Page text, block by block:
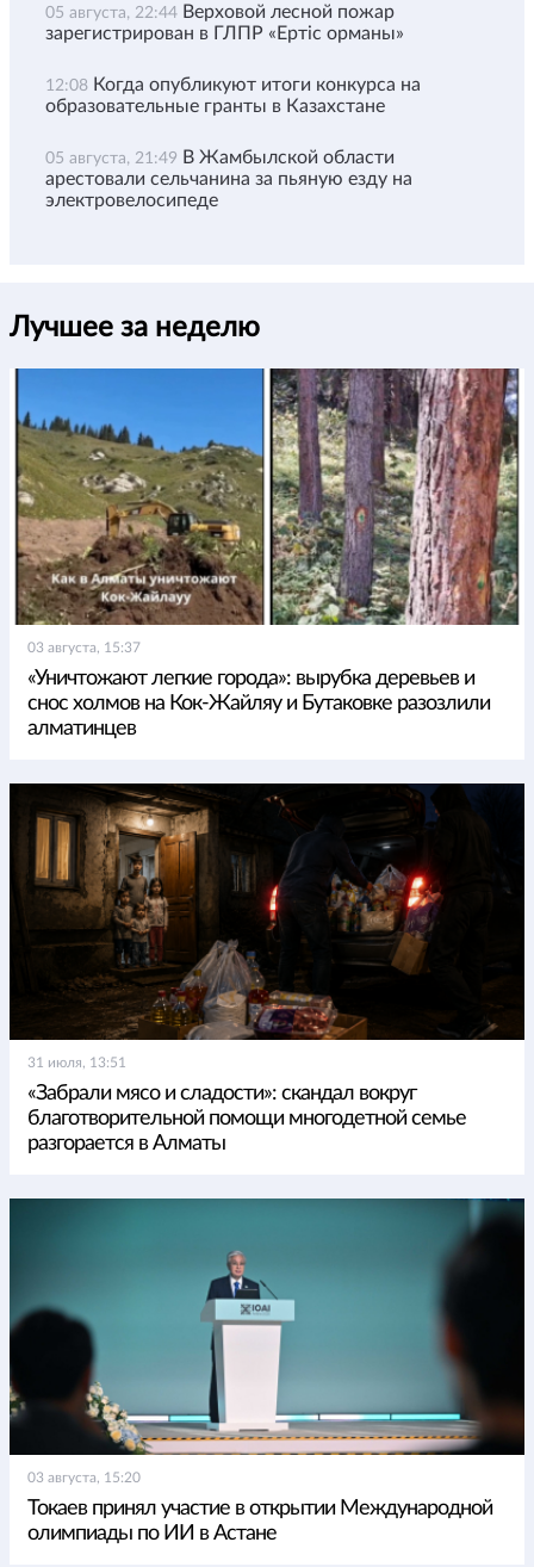
05 августа, 22:44 Верховой лесной пожар
зарегистрирован в ГЛПР «Ертіс орманы»
12:08 Когда опубликуют итоги конкурса на
образовательные гранты в Казахстане
05 августа, 21:49 В Жамбылской области
арестовали сельчанина за пьяную езду на
электровелосипеде
Лучшее за неделю
03 августа, 15:37
«Уничтожают легкие города»: вырубка деревьев и
снос холмов на Кок-Жайляу и Бутаковке разозлили
алматинцев
31 июля, 13:51
«Забрали мясо и сладости»: скандал вокруг
благотворительной помощи многодетной семье
разгорается в Алматы
03 августа, 15:20
Токаев принял участие в открытии Международной
олимпиады по ИИ в Астане